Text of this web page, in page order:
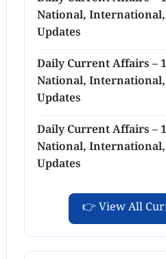
National,
Updates
Daily Current Affairs –
National,
Updates
Daily Current Affairs –
National,
Updates
👉 View All